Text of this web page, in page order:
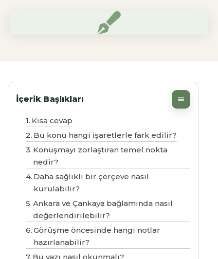
İçerik Başlıkları
Kısa cevap
Bu konu hangi işaretlerle fark edilir?
Konuşmayı zorlaştıran temel nokta
nedir?
Daha sağlıklı bir çerçeve nasıl
kurulabilir?
Ankara ve Çankaya bağlamında nasıl
değerlendirilebilir?
Görüşme öncesinde hangi notlar
hazırlanabilir?
Bu yazı nasıl okunmalı?